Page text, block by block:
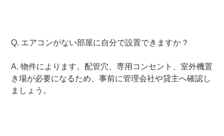
Q. エアコンがない部屋に自分で設置できますか？
A. 物件によります。配管穴、専用コンセント、室外機置
き場が必要になるため、事前に管理会社や貸主へ確認し
ましょう。